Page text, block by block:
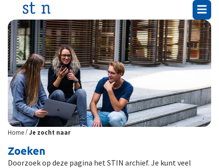
Home/Je zocht naar
Zoeken
Doorzoek op deze pagina het STIN archief. Je kunt veel